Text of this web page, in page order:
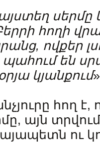
հողի
ովքեր
պահում են
կյանքում
հող է,
այն տրվում
ու